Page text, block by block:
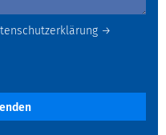
→